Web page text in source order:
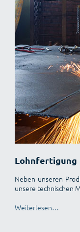
Lohnfertigung
Neben unseren
unsere technischen
Weiterlesen…